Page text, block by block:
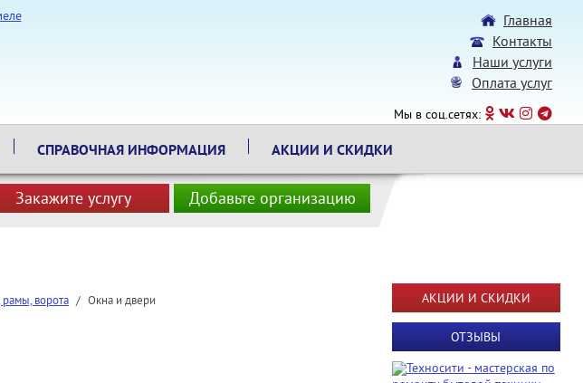
Главная
Контакты
Наши услуги
Оплата услуг
Мы в соц.сетях:
СПРАВОЧНАЯ ИНФОРМАЦИЯ АКЦИИ И СКИДКИ
Закажите услугу Добавьте организацию
ворота / Окна и двери
АКЦИИ И СКИДКИ
ОТЗЫВЫ